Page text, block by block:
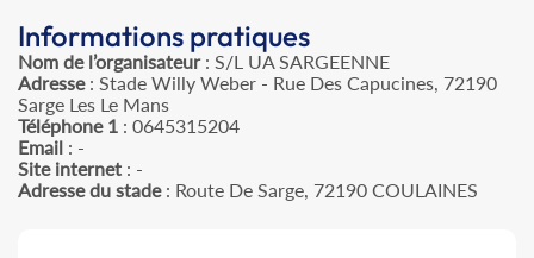
Informations pratiques
Nom de l’organisateur: S/L UA SARGEENNE
Adresse: Stade Willy Weber - Rue Des Capucines, 72190
Sarge Les Le Mans
Téléphone 1 : 0645315204
Email : -
Site internet : -
Adresse du stade: Route De Sarge, 72190 COULAINES